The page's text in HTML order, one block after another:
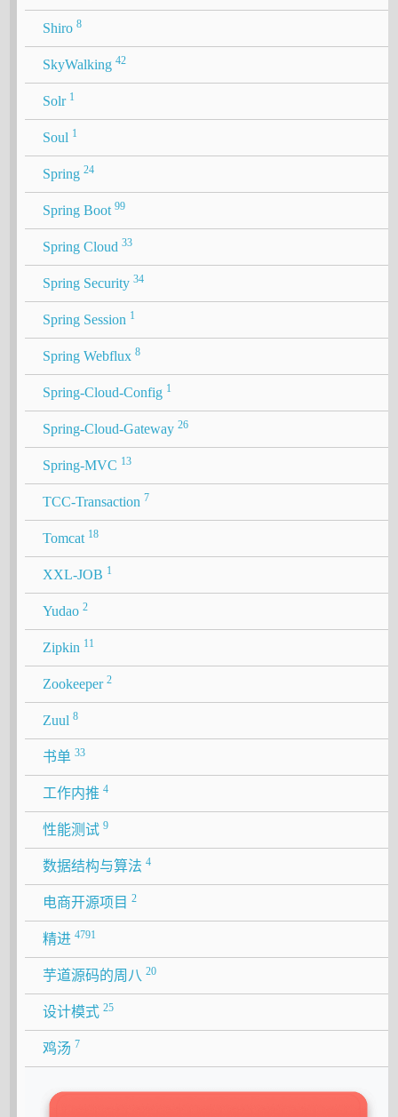
Shiro 8
SkyWalking 42
Solr 1
Soul 1
Spring 24
Spring Boot 99
Spring Cloud 33
Spring Security 34
Spring Session 1
Spring Webflux 8
Spring-Cloud-Config 1
Spring-Cloud-Gateway 26
Spring-MVC 13
TCC-Transaction 7
Tomcat 18
XXL-JOB 1
Yudao 2
Zipkin 11
Zookeeper 2
Zuul 8
书单 33
工作内推 4
性能测试 9
数据结构与算法 4
电商开源项目 2
精进 4791
芋道源码的周八 20
设计模式 25
鸡汤 7